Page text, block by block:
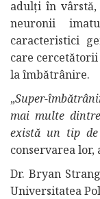
adulți în
neuronii
caracteristici
care
la îmbătrânire.
„Super-
mai multe
există un tip de
conservarea lor,
Dr. Bryan
Universitatea